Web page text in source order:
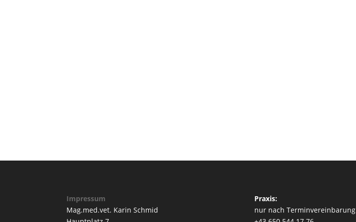
Impressum
Mag.med.vet. Karin Schmid
Praxis:
nur nach Terminvereinbarung